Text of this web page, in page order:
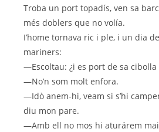
Troba un port topadís, ven sa
més doblers que no volía.
I’home tornava ric i ple, i un dia
mariners:
—Escoltau: ¿i es port de sa cibolla
—No’n som molt enfora.
—Idò anem-hi, veam si s’hi
diu mon pare.
—Amb ell no mos hi aturárem